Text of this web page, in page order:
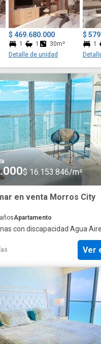
tarifa por noche
valorización desde el inicio
para atraer perfiles de alta
digitales y viajeros de
$ 469.680.000
1 1
30m²
Detalle de unidad
$
1
$ 16.153.846/m²
en venta Morros City
Apartamento
con discapacidad·Agua·
Ver